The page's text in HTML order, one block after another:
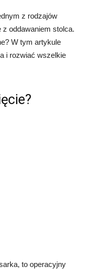
z rodzajów
z oddawaniem stolca.
W tym artykule
i rozwiać wszelkie
to operacyjny